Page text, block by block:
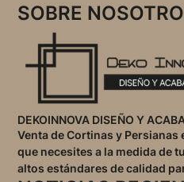
SOBRE
DEKOINNOVA DISEÑO Y
Venta de Cortinas y
que necesites a la medida de
altos estándares de calidad